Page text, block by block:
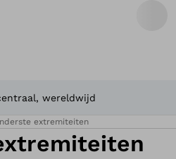
wereldwijd
extremiteiten